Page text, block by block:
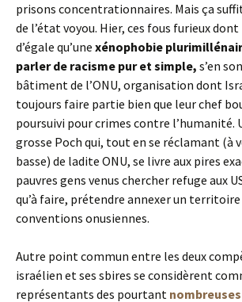
prisons concentrationnaires. Mais ça
de l’état voyou. Hier, ces fous furieux dont
d’égale qu’une xénophobie
parler de racisme pur et simple, s’en
bâtiment de l’ONU, organisation dont
toujours faire partie bien que leur chef
poursuivi pour crimes contre l’humanité.
grosse Poch qui, tout en se réclamant (à
basse) de ladite ONU, se livre aux pires
pauvres gens venus chercher refuge aux
qu’à faire, prétendre annexer un
conventions onusiennes.
Autre point commun entre les deux
israélien et ses sbires se considèrent
représentants des pourtant